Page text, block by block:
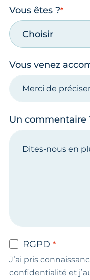
Vous êtes ?
Choisir
Vous venez
Un commentaire
RGPD
J’ai pris
confidentialité et